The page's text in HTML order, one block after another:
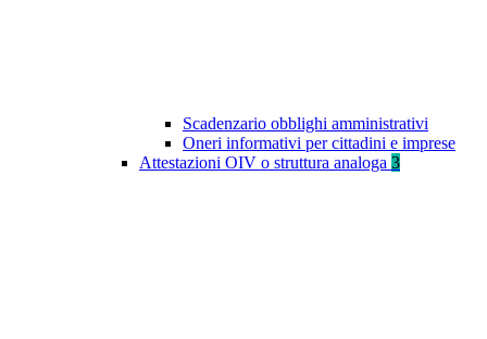
Scadenzario obblighi amministrativi
Oneri informativi per cittadini e imprese
Attestazioni OIV o struttura analoga 3